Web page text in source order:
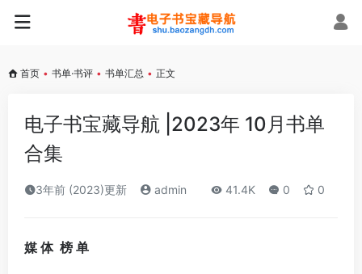
首页 • 书单·书评 • 书单汇总 • 正文
电子书宝藏导航 |2023年 10月书单
合集
3年前 (2023)更新 admin 41.4K 0 0
媒 体 榜 单